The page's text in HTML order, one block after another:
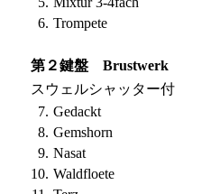
6. Trompete
第２鍵盤 Brustwerk
スウェルシャッター付
7. Gedackt
8. Gemshorn
9. Nasat
10. Waldfloete